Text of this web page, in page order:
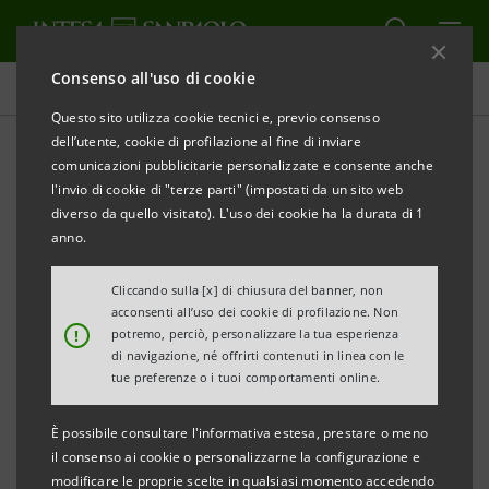
Consenso all'uso di cookie
Questo sito utilizza cookie tecnici e, previo consenso
dell’utente, cookie di profilazione al fine di inviare
comunicazioni pubblicitarie personalizzate e consente anche
l'invio di cookie di "terze parti" (impostati da un sito web
diverso da quello visitato). L'uso dei cookie ha la durata di 1
anno.
!
Cliccando sulla [x] di chiusura del banner, non
acconsenti all’uso dei cookie di profilazione. Non
potremo, perciò, personalizzare la tua esperienza
di navigazione, né offrirti contenuti in linea con le
tue preferenze o i tuoi comportamenti online.
È possibile consultare l'informativa estesa, prestare o meno
il consenso ai cookie o personalizzarne la configurazione e
modificare le proprie scelte in qualsiasi momento accedendo
Comunicati stampa
STAMPA AGGIORNA
COMUNICATO STAMPA
INTESA SANPAOLO E CONFINDUSTRIA:
IL RILANCIO DELLE IMPRESE E DEL TERRITORIO
Oggi tappa piemontese del roadshow
territoriale
Programma Sviluppo Filiere per supportare
l’economia attraverso i grandichampiondi sistema